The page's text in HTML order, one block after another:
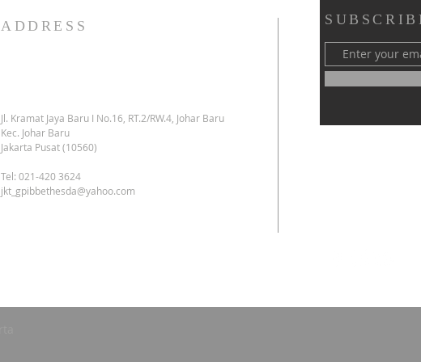
ADDRESS
Jl. Kramat Jaya Baru I No.16, RT.2/RW.4, Johar Baru
Kec. Johar Baru
Jakarta Pusat (10560)
Tel: 021-420 3624
jkt_gpibbethesda@yahoo.com